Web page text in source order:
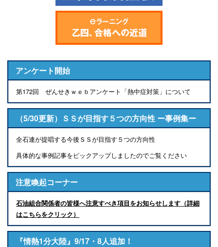
アンケート開始
第172回 ぜんせきｗｅｂアンケート「熱中症対策」について
（5/30更新）ＳＳが目指す５つの方向性 ー事例集ー
全石連が提唱する今後ＳＳが目指す５つの方向性
具体的な事例記事をピックアップしましたのでご覧ください
注意喚起コーナー
石油組合関係者の皆様へ注意すべき項目をお知らせします（詳細
はこちらをクリック）
『情熱1分大陸』9/17・8人追加！